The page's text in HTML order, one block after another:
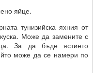
яйце.
тунизийска яхния от
Може да замените с
За да бъде ястието
може да се намери по